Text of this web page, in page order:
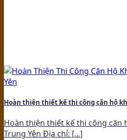
Hoàn thiện thiết kế thi công căn hộ
Hoàn thiện thiết kế thi công căn
Trung Yên Địa chỉ: [...]